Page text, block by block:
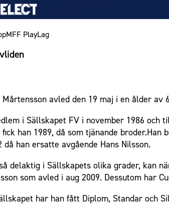
MFF PlayLag
FF
Event
– en match för miljön
mot rasismer
avled den 19 maj i en ålder av
i Sällskapet FV i november 1986 och
han 1989, då som tjänande
då han ersatte avgående Hans Nilsson.
delaktig i Sällskapets olika grader, kan
som avled i aug 2009. Dessutom har
har han fått Diplom, Standar och